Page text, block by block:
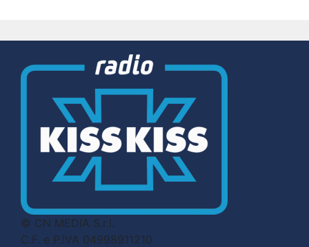
© CN MEDIA S.r.l.
C.F. e P.IVA 04998911210